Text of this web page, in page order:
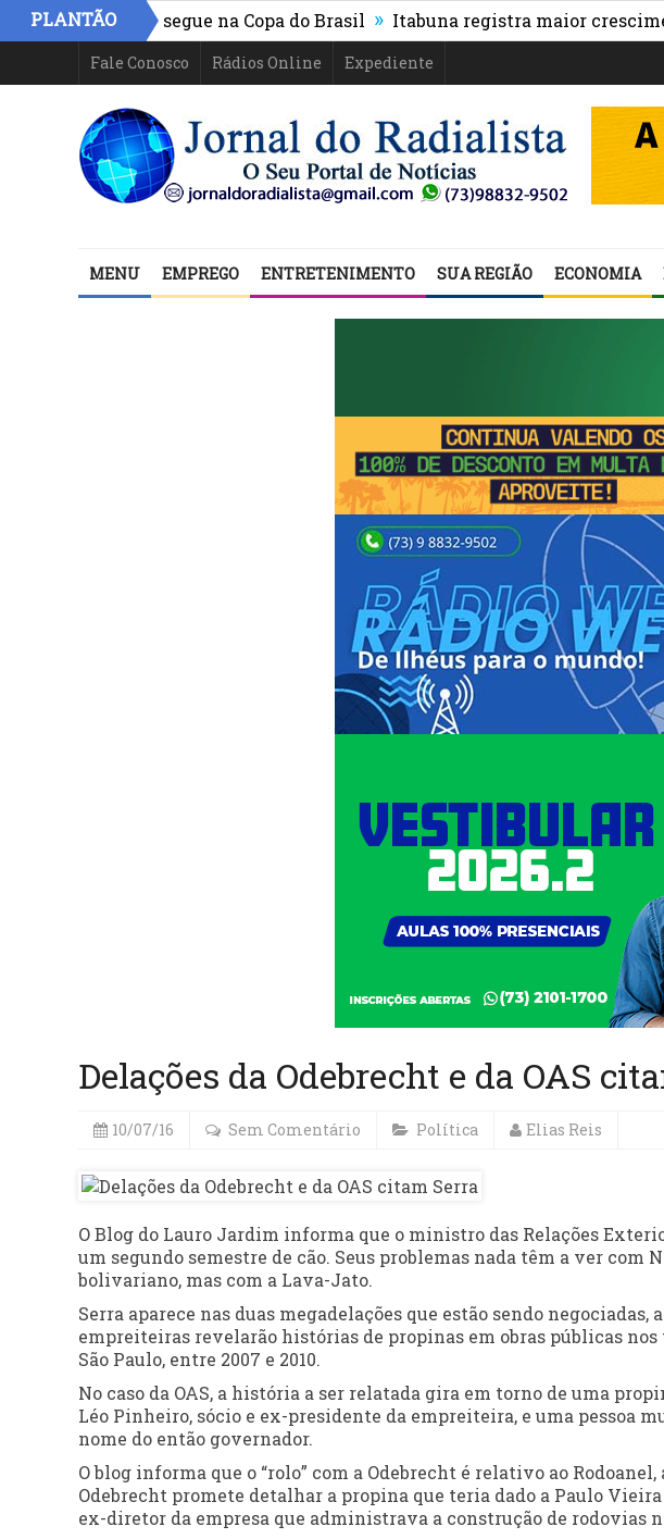
PLANTÃO
PR e segue na Copa do Brasil » Itabuna registra maior crescimento
Fale Conosco Rádios Online Expediente
MENU EMPREGO ENTRETENIMENTO SUA REGIÃO ECONOMIA
Delações da Odebrecht e da OAS
10/07/16 Sem Comentário Política Elias Reis
O Blog do Lauro Jardim informa que o ministro das Relações
um segundo semestre de cão. Seus problemas nada têm a ver com
bolivariano, mas com a Lava-Jato.
Serra aparece nas duas megadelações que estão sendo negociadas,
empreiteiras revelarão histórias de propinas em obras públicas nos
São Paulo, entre 2007 e 2010.
No caso da OAS, a história a ser relatada gira em torno de uma
Léo Pinheiro, sócio e ex-presidente da empreiteira, e uma pessoa
nome do então governador.
O blog informa que o “rolo” com a Odebrecht é relativo ao
Odebrecht promete detalhar a propina que teria dado a Paulo
ex-diretor da empresa que administrava a construção de rodovias